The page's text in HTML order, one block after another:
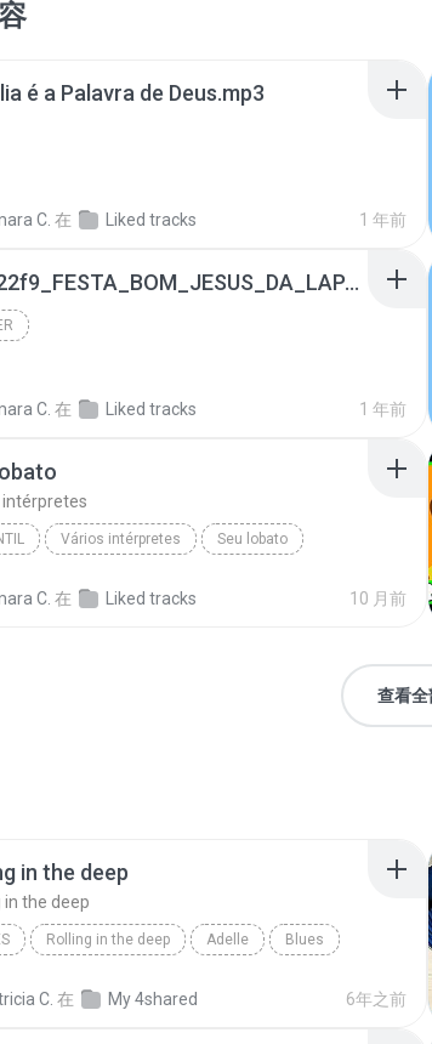
é a Palavra de Deus.mp3
C. 在 Liked tracks 1 年前
9f3322f9_FESTA_BOM_JESUS_DA_LAPA_2024_PATROCINADORES.mp3
C. 在 Liked tracks 1 年前
intérpretes
Vários intérpretes Seu lobato
C. 在 Liked tracks 10 月前
查看全
in the deep
in the deep
Rolling in the deep Adelle Blues
C. 在 My 4shared 6年之前